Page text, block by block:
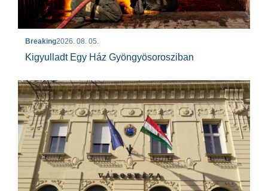
Breaking2026. 08. 05.
Kigyulladt Egy Ház Gyöngyösorosziban